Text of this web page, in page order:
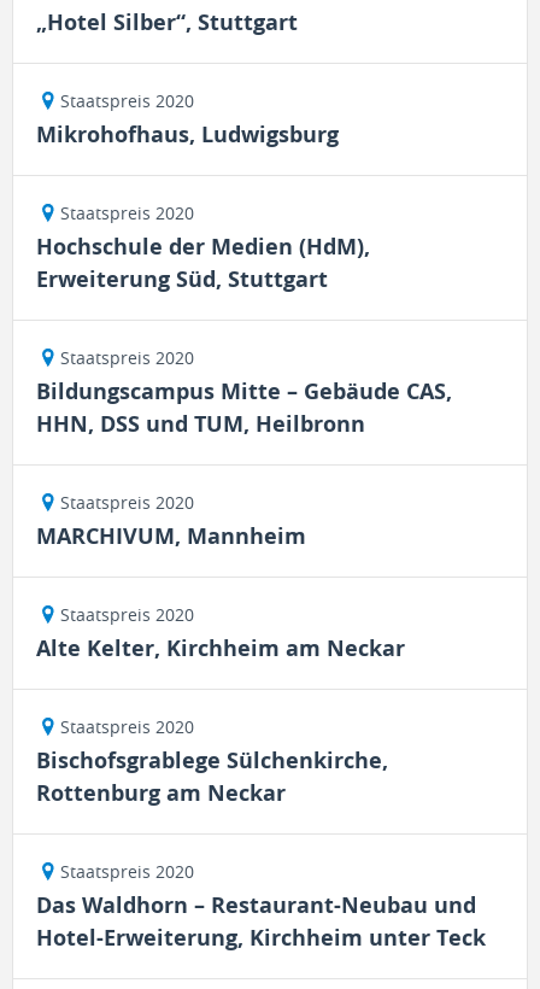
„Hotel Silber“, Stuttgart
Staatspreis 2020
Mikrohofhaus, Ludwigsburg
Staatspreis 2020
Hochschule der Medien (HdM),
Erweiterung Süd, Stuttgart
Staatspreis 2020
Bildungscampus Mitte – Gebäude CAS,
HHN, DSS und TUM, Heilbronn
Staatspreis 2020
MARCHIVUM, Mannheim
Staatspreis 2020
Alte Kelter, Kirchheim am Neckar
Staatspreis 2020
Bischofsgrablege Sülchenkirche,
Rottenburg am Neckar
Staatspreis 2020
Das Waldhorn – Restaurant-Neubau und
Hotel-Erweiterung, Kirchheim unter Teck